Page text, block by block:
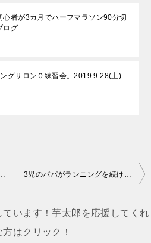
心者が3カ月でハーフマラソン90分切
ログ
グサロン０練習会。2019.9.28(土)
に空いているトイレを教える記事 3児のパパがランニングを続けるためのコツを偉そうに語る。
います！芋太郎を応援してくれ
方はクリック！